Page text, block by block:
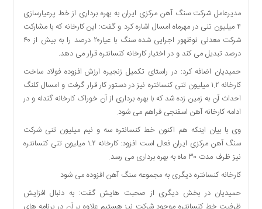
مدیرعامل شرکت سنگ آهن مرکزی ایران به بهره برداری از خط پرعیارسازی
۴ میلیون تنی در مهرماه امسال اشاره کرد و گفت: این کارخانه که با مشارکت
شرکت معدنی نوظهور اجرایی شده سنگ با عیار۲۰ درصد را به بیش از ۴۰
درصد تبدیل می کند و در اختیار کارخانه کنسانتره قرار می دهد.
حمیدیان اضافه کرد: در راستای تکمیل زنجیره ارزش افزوده فولاد ساخت
کارخانه ۱.۲ میلیون تنی کنسانتره نیز در دستور کار قرار گرفت و امسال کلنگ
احداث آن به زمین زده شد که با بهره برداری از آن خوراک کارخانه گندله و در
ادامه کارخانه آهن اسفنجی فراهم می شود.
وی با بیان اینکه هم اکنون خط کنسانتره سه و نیم میلیون تنی شرکت
سنگ آهن مرکزی ایران فعال است افزود: کارخانه ۱.۲ میلیون تنی کنسانتره
نیز ظرف مدت ۳۰ ماه به بهره برداری می رسد.
کارخانه کنسانتره دیگری به مجموعه سنگ آهن افزوده می شود
حمیدیان در بخش دیگری از صحبت هایش گفت: به دنبال افزایش